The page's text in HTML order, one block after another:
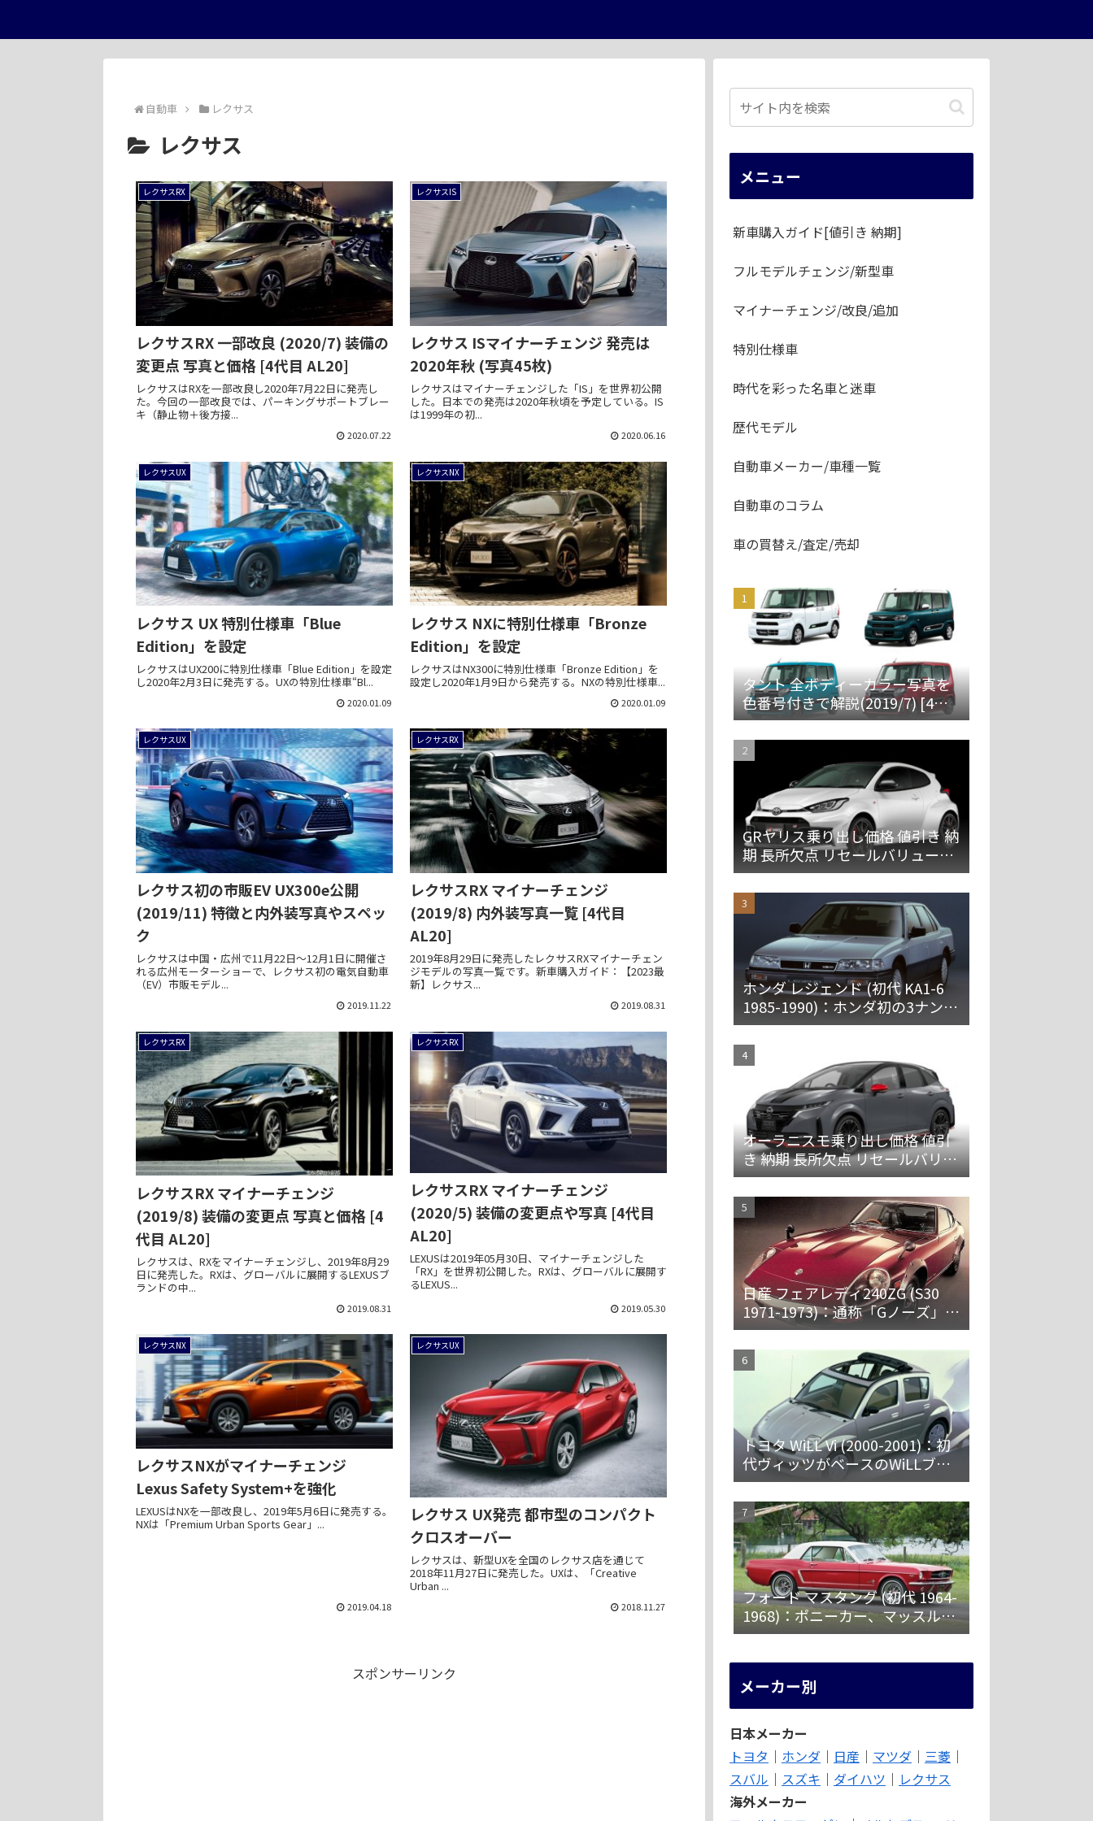
自動車 レクサス
レクサス
レクサスRX
レクサスRX 一部改良 (2020/7) 装備の
変更点 写真と価格 [4代目 AL20]
レクサスはRXを一部改良し2020年7月22日に発売し
た。今回の一部改良では、パーキングサポートブレー
キ（静止物＋後方接...
2020.07.22
レクサスIS
レクサス ISマイナーチェンジ 発売は
2020年秋 (写真45枚)
レクサスはマイナーチェンジした「IS」を世界初公開
した。日本での発売は2020年秋頃を予定している。IS
は1999年の初...
2020.06.16
レクサスUX
レクサス UX 特別仕様車「Blue
Edition」を設定
レクサスはUX200に特別仕様車「Blue Edition」を設定
し2020年2月3日に発売する。UXの特別仕様車“Bl...
2020.01.09
レクサスNX
レクサス NXに特別仕様車「Bronze
Edition」を設定
レクサスはNX300に特別仕様車「Bronze Edition」を
設定し2020年1月9日から発売する。NXの特別仕様車...
2020.01.09
レクサスUX
レクサス初の市販EV UX300e公開
(2019/11) 特徴と内外装写真やスペッ
ク
レクサスは中国・広州で11月22日～12月1日に開催さ
れる広州モーターショーで、レクサス初の電気自動車
（EV）市販モデル...
2019.11.22
レクサスRX
レクサスRX マイナーチェンジ
(2019/8) 内外装写真一覧 [4代目
AL20]
2019年8月29日に発売したレクサスRXマイナーチェン
ジモデルの写真一覧です。新車購入ガイド：【2023最
新】レクサス...
2019.08.31
レクサスRX
レクサスRX マイナーチェンジ
(2019/8) 装備の変更点 写真と価格 [4
代目 AL20]
レクサスは、RXをマイナーチェンジし、2019年8月29
日に発売した。RXは、グローバルに展開するLEXUSブ
ランドの中...
2019.08.31
レクサスRX
レクサスRX マイナーチェンジ
(2020/5) 装備の変更点や写真 [4代目
AL20]
LEXUSは2019年05月30日、マイナーチェンジした
「RX」を世界初公開した。RXは、グローバルに展開す
るLEXUS...
2019.05.30
レクサスNX
レクサスNXがマイナーチェンジ
Lexus Safety System+を強化
LEXUSはNXを一部改良し、2019年5月6日に発売する。
NXは「Premium Urban Sports Gear」...
2019.04.18
レクサスUX
レクサス UX発売 都市型のコンパクト
クロスオーバー
レクサスは、新型UXを全国のレクサス店を通じて
2018年11月27日に発売した。UXは、「Creative
Urban ...
2018.11.27
スポンサーリンク
メニュー
新車購入ガイド[値引き 納期]
フルモデルチェンジ/新型車
マイナーチェンジ/改良/追加
特別仕様車
時代を彩った名車と迷車
歴代モデル
自動車メーカー/車種一覧
自動車のコラム
車の買替え/査定/売却
タント 全ボディーカラー写真を
色番号付きで解説(2019/7) [4代
目 LA650S/660S]
GRヤリス乗り出し価格 値引き 納
期 長所欠点 リセールバリューを
解説
ホンダ レジェンド (初代 KA1-6
1985-1990)：ホンダ初の3ナンバ
ー車。プレミアムなセダンとハ
ードトップ
オーラニスモ乗り出し価格 値引
き 納期 長所欠点 リセールバリュ
ーを解説
日産 フェアレディ240ZG (S30
1971-1973)：通称「Gノーズ」と
オーバーフェンダーを装備した
特別なZ
トヨタ WiLL Vi (2000-2001)：初
代ヴィッツがベースのWiLLブラ
ンド第一弾 [NCP19]
フォード マスタング (初代 1964-
1968)：ポニーカー、マッスルカ
ーの愛称で親しまれ大ヒット
メーカー別
日本メーカー
トヨタ ｜ ホンダ ｜ 日産 ｜ マツダ ｜ 三菱 ｜
スバル ｜ スズキ ｜ ダイハツ ｜ レクサス
海外メーカー